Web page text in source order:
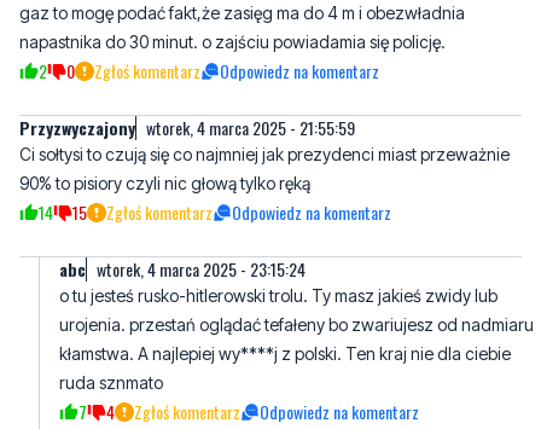
gaz to mogę podać fakt,że zasięg ma do 4 m i obezwładnia
napastnika do 30 minut. o zajściu powiadamia się policję.
2 0 Zgłoś komentarz Odpowiedz na komentarz
Przyzwyczajony wtorek, 4 marca 2025 - 21:55:59
Ci sołtysi to czują się co najmniej jak prezydenci miast przeważnie
90% to pisiory czyli nic głową tylko ręką
14 15 Zgłoś komentarz Odpowiedz na komentarz
abc wtorek, 4 marca 2025 - 23:15:24
o tu jesteś rusko-hitlerowski trolu. Ty masz jakieś zwidy lub
urojenia. przestań oglądać tefałeny bo zwariujesz od nadmiaru
kłamstwa. A najlepiej wy****j z polski. Ten kraj nie dla ciebie
ruda sznmato
7 4 Zgłoś komentarz Odpowiedz na komentarz